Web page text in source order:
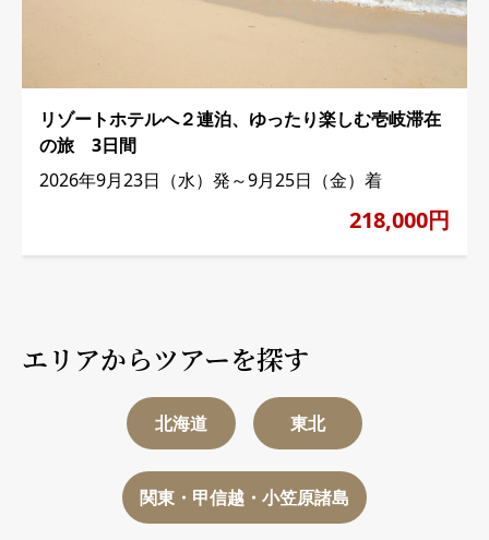
リゾートホテルへ２連泊、ゆったり楽しむ壱岐滞在
の旅 3日間
2026年9月23日（水）発～9月25日（金）着
218,000円
エリアからツアーを探す
北海道 東北
関東・甲信越・小笠原諸島